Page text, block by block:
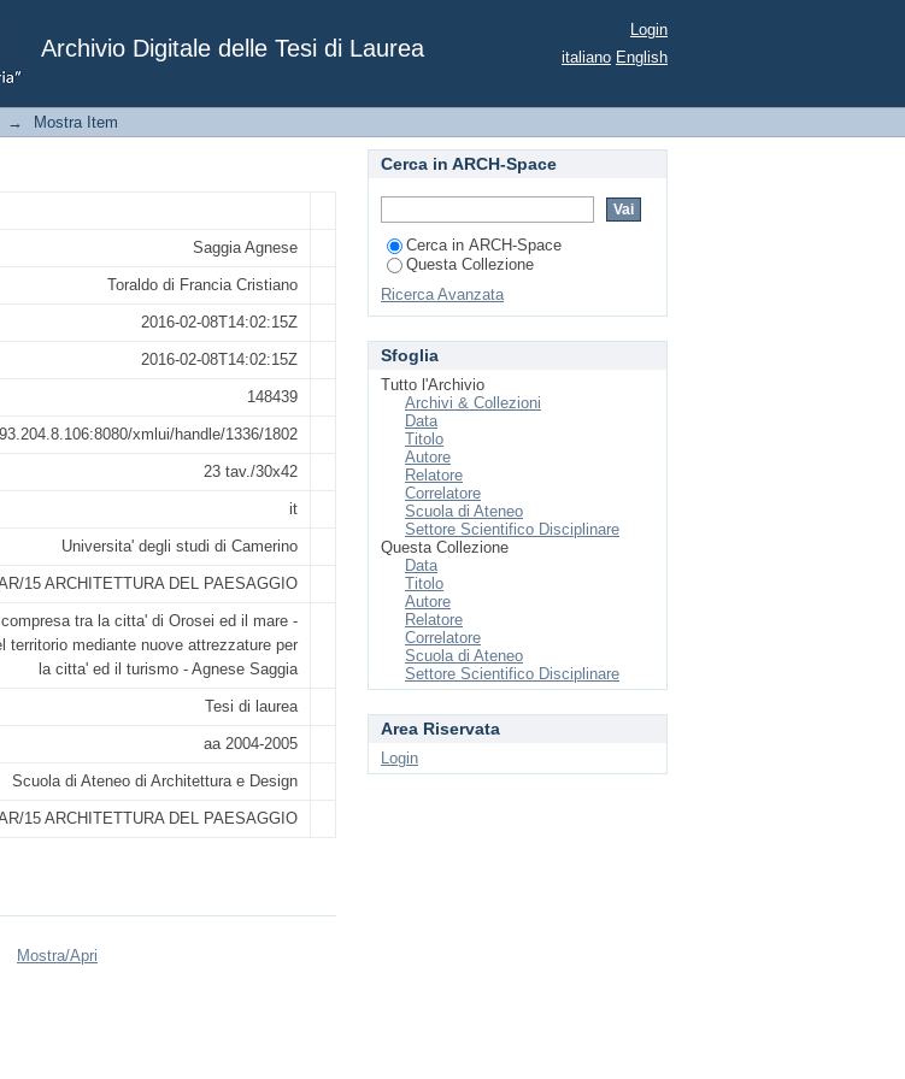
Archivio Digitale delle Tesi di Laurea
tra la citta' di Orosei ed il mare - valorizzazione
nuove attrezzature per la citta' ed il turismo -
Login
italiano English
→ Mostra Item
Saggia Agnese
Toraldo di Francia Cristiano
2016-02-08T14:02:15Z
2016-02-08T14:02:15Z
148439
xmlui/handle/1336/1802
23 tav./30x42
it
Universita' degli studi di Camerino
15 ARCHITETTURA DEL PAESAGGIO
tra la citta' di Orosei ed il mare -
territorio mediante nuove attrezzature per
la citta' ed il turismo - Agnese Saggia
Tesi di laurea
aa 2004-2005
Scuola di Ateneo di Architettura e Design
15 ARCHITETTURA DEL PAESAGGIO
Mostra/Apri
Cerca in ARCH-Space
Cerca in ARCH-Space
Questa Collezione
Ricerca Avanzata
Sfoglia
Tutto l'Archivio
Archivi & Collezioni
Data
Titolo
Autore
Relatore
Correlatore
Scuola di Ateneo
Settore Scientifico Disciplinare
Questa Collezione
Data
Titolo
Autore
Relatore
Correlatore
Scuola di Ateneo
Settore Scientifico Disciplinare
Area Riservata
Login